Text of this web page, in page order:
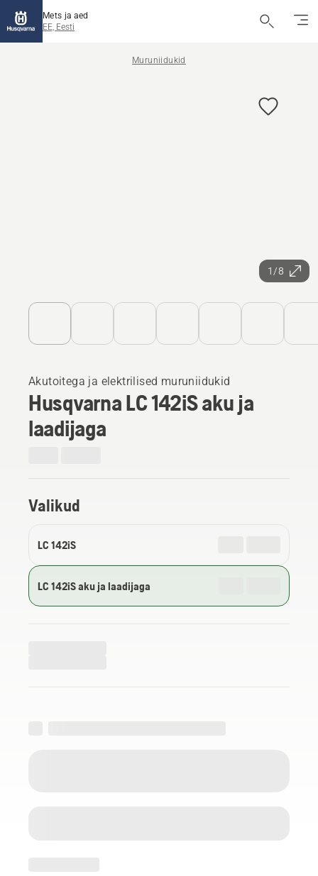
Mets ja aed
EE, Eesti
Muruniidukid
1/8
Akutoitega ja elektrilised muruniidukid
Husqvarna LC 142iS aku ja
laadijaga
Valikud
LC 142iS
LC 142iS aku ja laadijaga